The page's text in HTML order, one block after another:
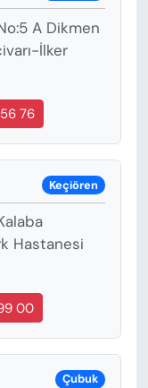
A Dikmen
İlker
76
Keçiören
Hastanesi
00
Çubuk